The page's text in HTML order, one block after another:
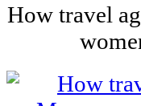
How travel